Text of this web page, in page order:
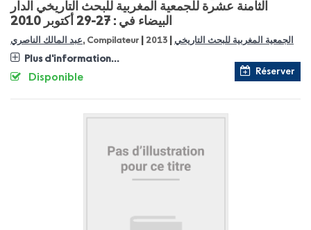
الثامنة عشرة للجمعية المغربية للبحث التاريخي الدار
البيضاء في : 27-29 أكتوبر 2010
عبد المالك الناصري, Compilateur الجمعية المغربية للبحث التاريخي 2013
Plus d'information...
Réserver
Disponible